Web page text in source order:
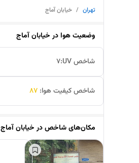
تهران / خیابان آماج
وضعیت هوا درخیابان آماج
شاخص UV: 7
شاخص کیفیت هوا: 87
مکان‌های شاخص درخیابان آماج